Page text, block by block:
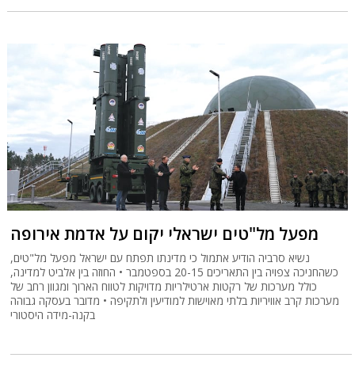
מפעל מל"טים ישראלי יקום על אדמת אירופה
נשיא סרביה הודיע אתמול כי מדינתו תפתח עם ישראל מפעל מל"טים,
כשהחניכה צפויה בין התאריכים 20-15 בספטמבר • החוזה בין אלביט למדינה,
כולל מערכות של רקטות ארטילריות מדויקות לטווח הארוך ומגוון רחב של
מערכות קרב אוויריות בלתי מאוישות למודיעין ולתקיפה • מדובר בעסקה גבוהה
בקנה-מידה היסטורי